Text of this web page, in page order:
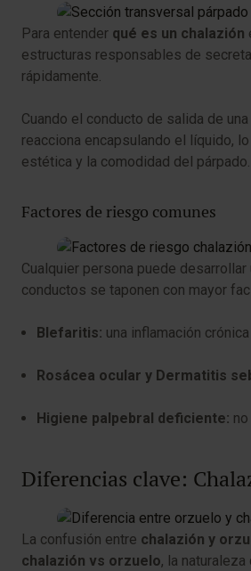
Para entender qué es un chalazión
estructuras responsables de
rápidamente.
Cuando el conducto de salida de
reacciona encapsulando el líquido,
estética y la comodidad del párpado.
Factores de riesgo comunes
Cualquier persona puede
conductos se taponen con mayor
Blefaritis: una inflamación
Rosácea ocular y Dermatitis
Higiene palpebral deficiente:
Diferencias clave:
La confusión entre chalazión y
chalazión vs orzuelo, la